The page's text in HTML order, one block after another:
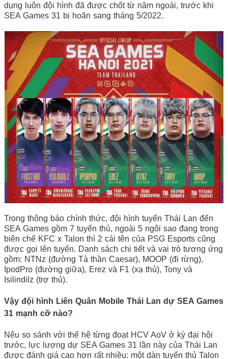
dụng luôn đội hình đã được chốt từ năm ngoái, trước khi
SEA Games 31 bị hoãn sang tháng 5/2022.
Trong thông báo chính thức, đội hình tuyển Thái Lan đến
SEA Games gồm 7 tuyển thủ, ngoài 5 ngôi sao đang trong
biên chế KFC x Talon thì 2 cái tên của PSG Esports cũng
được gọi lên tuyển. Danh sách chi tiết và vai trò tương ứng
gồm: NTNz (đường Tà thần Caesar), MOOP (đi rừng),
IpodPro (đường giữa), Erez và F1 (xạ thủ), Tony và
Isilindilz (trợ thủ).
Vậy đội hình Liên Quân Mobile Thái Lan dự SEA Games
31 mạnh cỡ nào?
Nêu so sánh với thế hệ từng đoạt HCV AoV ở kỳ đại hội
trước, lực lượng dự SEA Games 31 lần này của Thái Lan
được đánh giá cao hơn rất nhiều: một dàn tuyển thủ Talon